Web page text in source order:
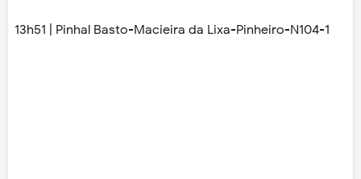
13h51 | Pinhal Basto-Macieira da Lixa-Pinheiro-N104-1